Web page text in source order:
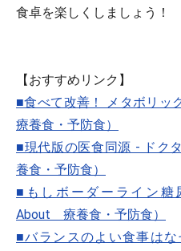
食卓を楽しくしましょう！
【おすすめリンク】
■食べて改善！ メタボリ
療養食・予防食）
■現代版の医食同源 - ドク
養食・予防食）
■もしボーダーライン糖
About 療養食・予防食）
■バランスのよい食事は